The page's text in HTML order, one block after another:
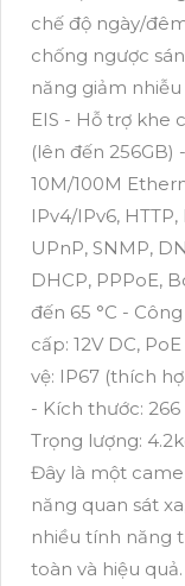
chế độ ngày/
chống ngược
năng giảm
EIS - Hỗ trợ khe
(lên đến 256GB)
10M/100M
IPv4/IPv6, HTTP,
UPnP, SNMP,
DHCP, PPPoE,
đến 65 °C -
cấp: 12V DC,
vệ: IP67 (thích
- Kích thước:
Trọng lượng:
Đây là một
năng quan sát
nhiều tính năng
toàn và hiệu quả.